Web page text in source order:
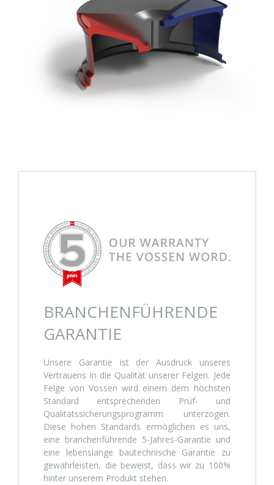
BRANCHENFÜHRENDE
GARANTIE
Unsere Garantie ist der Ausdruck unseres
Vertrauens in die Qualität unserer Felgen. Jede
Felge von Vossen wird einem dem höchsten
Standard entsprechenden Prüf- und
Qualitätssicherungsprogramm unterzogen.
Diese hohen Standards ermöglichen es uns,
eine branchenführende 5-Jahres-Garantie und
eine lebenslange bautechnische Garantie zu
gewährleisten, die beweist, dass wir zu 100%
hinter unserem Produkt stehen.